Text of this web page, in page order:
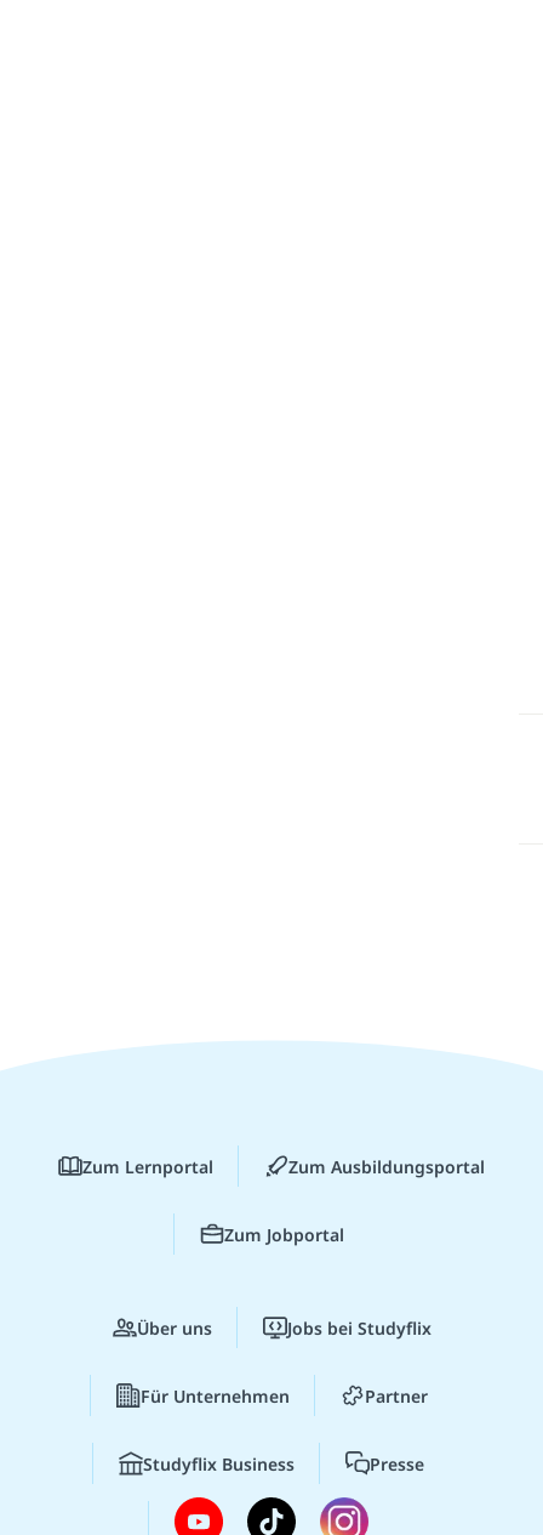
Zum Lernportal Zum Ausbildungsportal
Zum Jobportal
Über uns Jobs bei Studyflix
Für Unternehmen Partner
Studyflix Business Presse